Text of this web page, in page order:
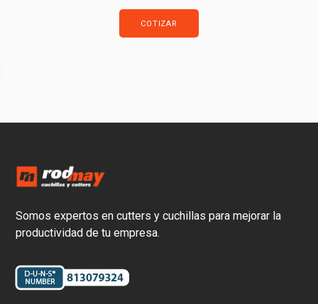
COTIZAR
Somos expertos en cutters y cuchillas para mejorar la
productividad de tu empresa.